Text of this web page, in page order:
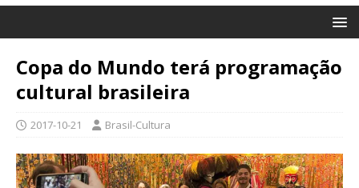
Copa do Mundo terá programação
cultural brasileira
2017-10-21 Brasil-Cultura